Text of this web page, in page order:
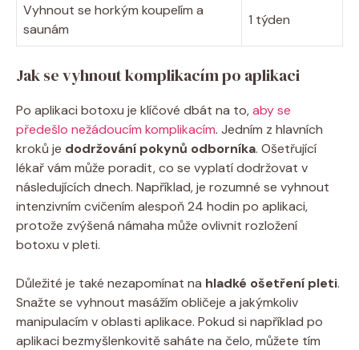
Vyhnout se horkým koupelím a
saunám
1 týden
Jak se vyhnout komplikacím po aplikaci
Po aplikaci botoxu je klíčové dbát na to,aby se
předešlo nežádoucím komplikacím. Jedním z hlavních
kroků je dodržování pokynů odborníka. Ošetřující
lékař vám může poradit, co se vyplatí dodržovat v
následujících dnech. Například, je rozumné se vyhnout
intenzivním cvičením alespoň 24 hodin po aplikaci,
protože zvýšená námaha může ovlivnit rozložení
botoxu v pleti.
Důležité je také nezapomínat na hladké ošetření pleti.
Snažte se vyhnout masážím obličeje a jakýmkoliv
manipulacím v oblasti aplikace. Pokud si například po
aplikaci bezmyšlenkovitě saháte na čelo, můžete tím